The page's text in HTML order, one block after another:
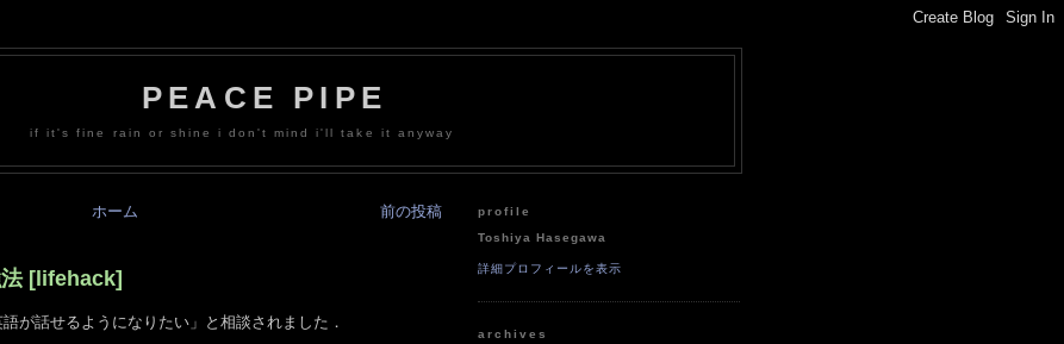
PEACE PIPE
if it's fine rain or shine i don't mind i'll take it anyway
前の投稿
ホーム
[lifehack]
が話せるようになりたい」と相談されました．
profile
Toshiya Hasegawa
詳細プロフィールを表示
archives